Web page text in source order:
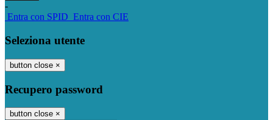
-
Entra con SPID Entra con CIE
Seleziona utente
button close ×
Recupero password
button close ×